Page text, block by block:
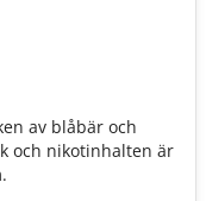
av blåbär och
och nikotinhalten är